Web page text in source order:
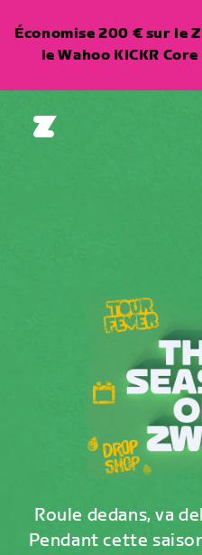
Économise 200 € sur le
le Wahoo KICKR
Roule dedans, va
Pendant cette